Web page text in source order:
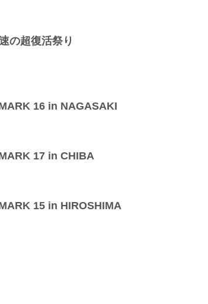
の超復活祭り
16 in NAGASAKI
17 in CHIBA
15 in HIROSHIMA